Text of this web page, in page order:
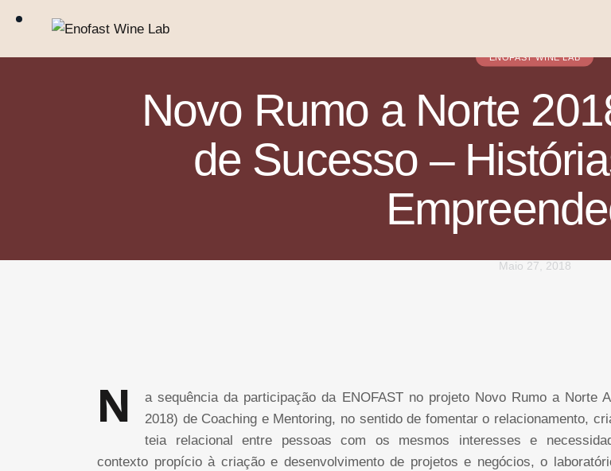
ENOFAST WINE LAB
Novo Rumo a Norte
de Sucesso –
Maio 27, 2018
N
a sequência da participação da ENOFAST no projeto Novo Rumo a Norte
2018) de Coaching e Mentoring, no sentido de fomentar o relacionamento,
teia relacional entre pessoas com os mesmos interesses e
contexto propício à criação e desenvolvimento de projetos e negócios, o